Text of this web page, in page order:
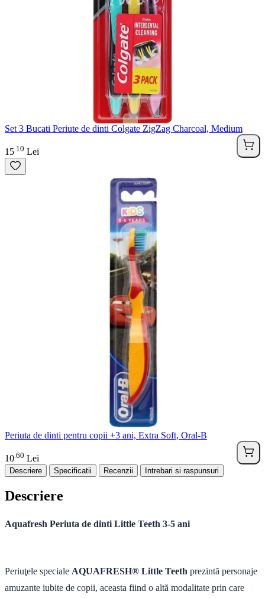
Set 3 Bucati Periute de dinti Colgate ZigZag Charcoal, Medium
15 10 Lei
Periuta de dinti pentru copii +3 ani, Extra Soft, Oral-B
10 60 Lei
Descriere Specificatii Recenzii Intrebari si raspunsuri
Descriere
Aquafresh Periuta de dinti Little Teeth 3-5 ani
Periuţele speciale AQUAFRESH® Little Teeth prezintă personaje
amuzante iubite de copii, aceasta fiind o altă modalitate prin care